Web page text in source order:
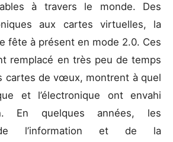
à travers le monde. Des
aux cartes virtuelles, la
fête à présent en mode 2.0. Ces
remplacé en très peu de temps
cartes de vœux, montrent à quel
et l’électronique ont envahi
En quelques années, les
de l’information et de la